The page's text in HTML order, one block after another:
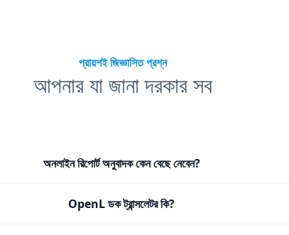
প্রায়শই জিজ্ঞাসিত প্রশ্ন
আপনার যা জানা দরকার সব
অনলাইন রিপোর্ট অনুবাদক কেন বেছে নেবেন?
OpenL ডক ট্রান্সলেটর কি?